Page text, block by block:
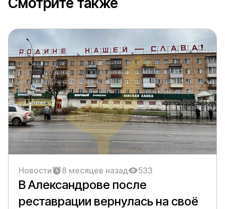
Новости 8 месяцев назад 533
В Александрове после
реставрации вернулась на своё